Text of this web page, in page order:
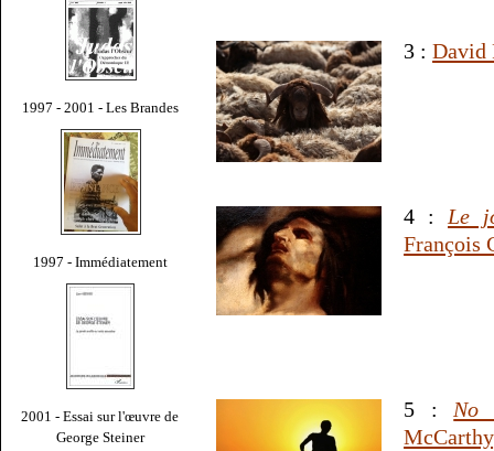
1997 - 2001 - Les Brandes
1997 - Immédiatement
2001 - Essai sur l'œuvre de
George Steiner
3 :David
4 : Le
François
5 : No
McCarthy